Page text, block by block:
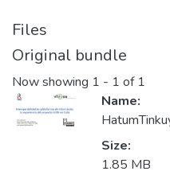
Files
Original bundle
Now showing 1 - 1 of 1
Name:
Size:
1.85 MB